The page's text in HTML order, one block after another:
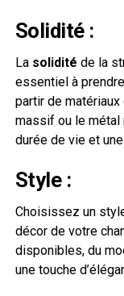
Solidité :
La solidité de la
essentiel à
partir de
massif ou le métal
durée de vie et
Style :
Choisissez un
décor de votre
disponibles, du
une touche